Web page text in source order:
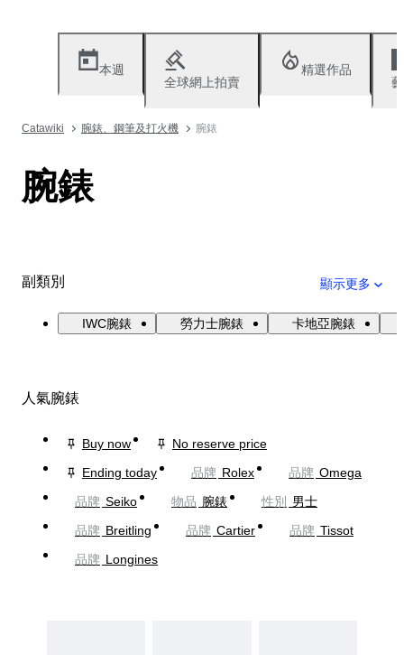
本週
全球網上拍賣
精選作品
Catawiki 腕錶、鋼筆及打火機 腕錶
腕錶
副類別 顯示更多
IWC腕錶 勞力士腕錶 卡地亞腕錶
人氣腕錶
Buy now
No reserve price
Ending today
品牌 Rolex 品牌 Omega
品牌 Seiko 物品 腕錶 性別
男士
品牌 Breitling 品牌 Cartier 品牌 Tissot
品牌 Longines